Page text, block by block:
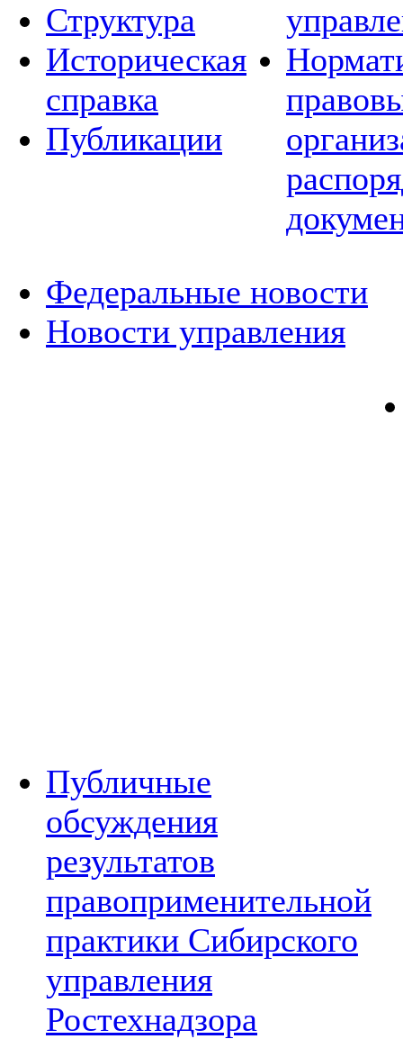
Структура
Историческая
справка
Публикации
Федеральные новости
Новости управления
Публичные
обсуждения
результатов
правоприменительной
практики Сибирского
управления
Ростехнадзора